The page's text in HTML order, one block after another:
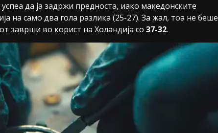
да ја задржи предноста, иако македонските
на само два гола разлика (25-27). За жал, тоа не беше
заврши во корист на Холандија со 37-32.